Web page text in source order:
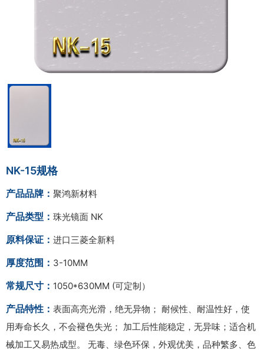
NK-15规格
产品品牌： 聚鸿新材料
产品类型： 珠光镜面 NK
原料保证： 进口三菱全新料
厚度范围： 3-10MM
常规尺寸： 1050*630MM (可定制）
产品特性： 表面高亮光滑，绝无异物； 耐候性、耐温性好，使
用寿命长久，不会褪色失光； 加工后性能稳定，无异味；适合机
械加工又易热成型。 无毒、绿色环保，外观优美，品种繁多、色